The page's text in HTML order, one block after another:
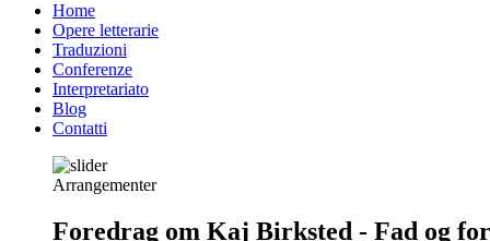
principale
Primær
navigation
Home
Opere letterarie
Traduzioni
Conferenze
Interpretariato
Blog
Contatti
Arrangementer
Foredrag om Kaj Birksted - Fad og